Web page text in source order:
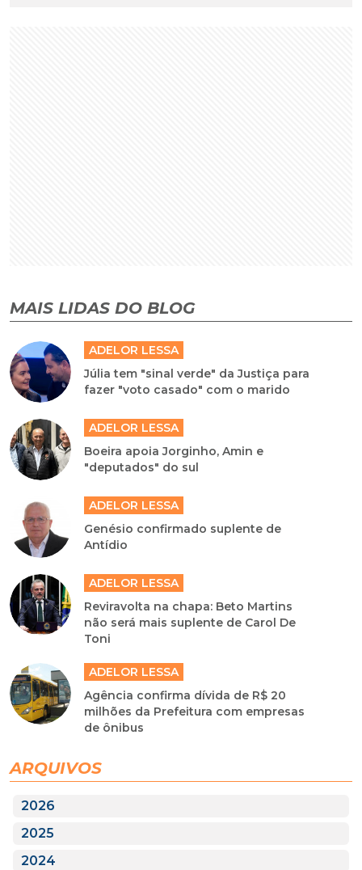
MAIS LIDAS DO BLOG
ADELOR LESSA
Júlia tem "sinal verde" da Justiça para
fazer "voto casado" com o marido
ADELOR LESSA
Boeira apoia Jorginho, Amin e
"deputados" do sul
ADELOR LESSA
Genésio confirmado suplente de
Antídio
ADELOR LESSA
Reviravolta na chapa: Beto Martins
não será mais suplente de Carol De
Toni
ADELOR LESSA
Agência confirma dívida de R$ 20
milhões da Prefeitura com empresas
de ônibus
ARQUIVOS
2026
2025
2024